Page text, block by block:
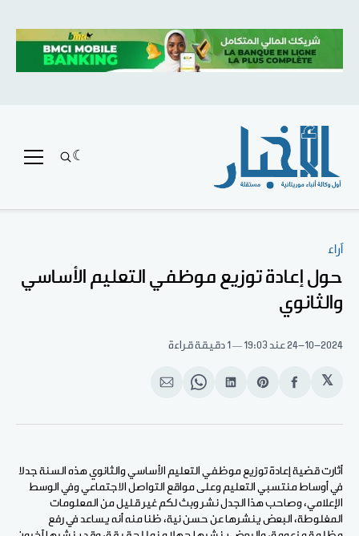
آراء
حول إعادة توزيع موظفي التعليم الأساسي
والثانوي
24-10-2024عند 19:03 1 دقيقة قراءة
𝕏
انشر
الفيسبوك
Share
Pinterest
انشر
لينكد
Share
WhatsApp
انشر
الإيميل
أثارت قضية إعادة توزيع موظفي التعليم الأساسي والثانوي هذه السنة جدلا
في أوساط منتسبي التعليم وعلى مواقع التواصل الاجتماعي وفي الوسط
الإعلامي، وصاحب هذا الجدل نشر وبث لكم غير قليل من المعلومات
المغلوطة، البعض ينشرها عن حسن نية، ظنا منه أنه يساعد في رفع